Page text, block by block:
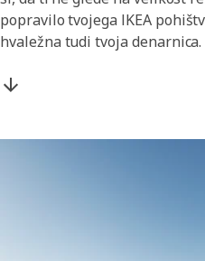
popravilo tvojega IKEA
hvaležna tudi tvoja denarnica.